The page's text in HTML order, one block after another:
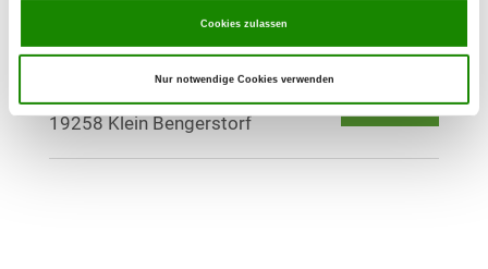
Cookies zulassen
Nur notwendige Cookies verwenden
OG - Saathorst
Details
Saathorst
19258 Klein Bengerstorf